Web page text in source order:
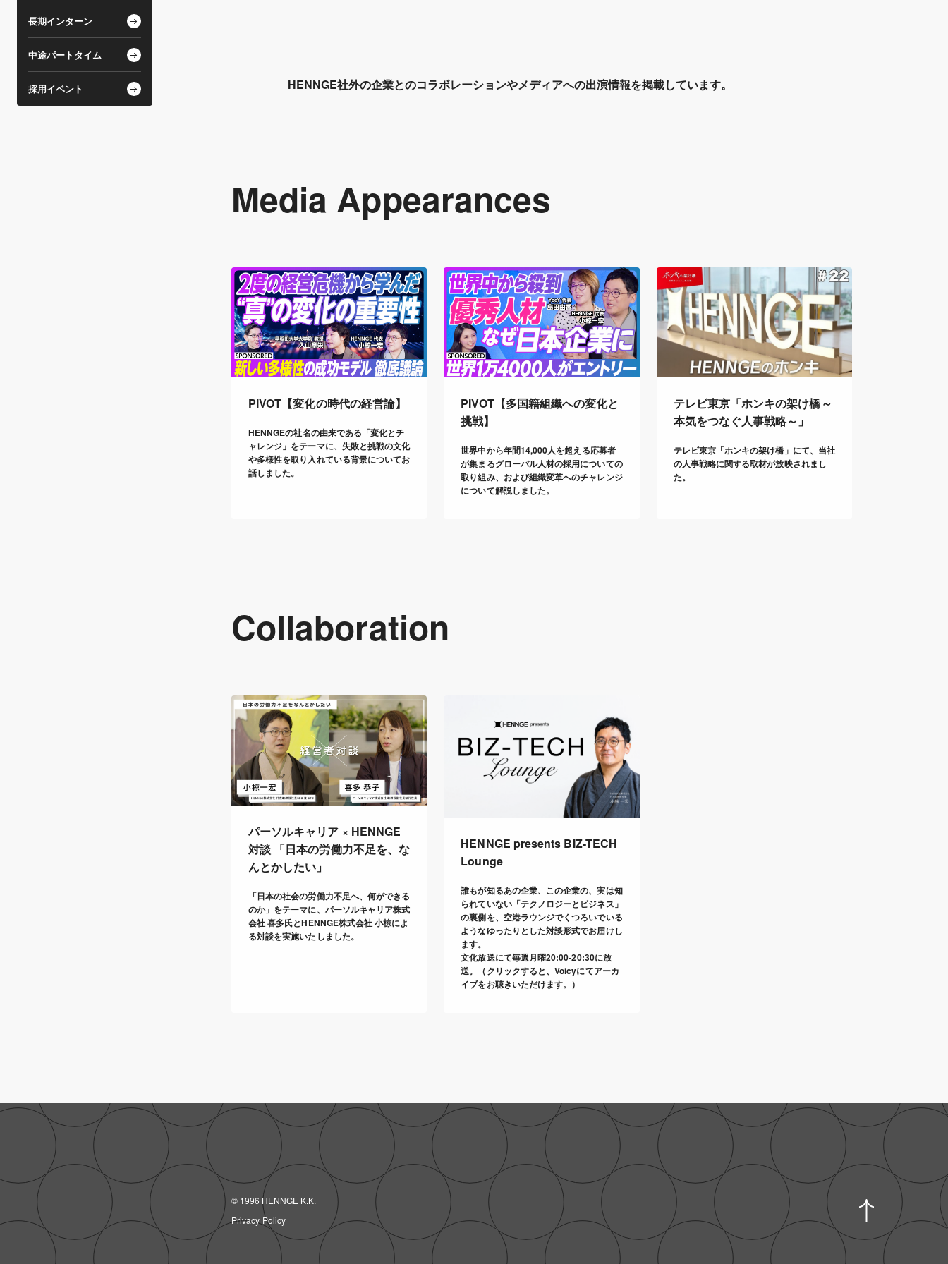
長期インターン
中途パートタイム
採用イベント HENNGE社外の企業とのコラボレーションやメディアへの出演情報を掲載しています。
Media Appearances
PIVOT【変化の時代の経営論】
HENNGEの社名の由来である「変化とチ
ャレンジ」をテーマに、失敗と挑戦の文化
や多様性を取り入れている背景についてお
話しました。
PIVOT【多国籍組織への変化と
挑戦】
世界中から年間14,000人を超える応募者
が集まるグローバル人材の採用についての
取り組み、および組織変革へのチャレンジ
について解説しました。
テレビ東京「ホンキの架け橋～
本気をつなぐ人事戦略～」
テレビ東京「ホンキの架け橋」にて、当社
の人事戦略に関する取材が放映されまし
た。
Collaboration
パーソルキャリア × HENNGE
対談 「日本の労働力不足を、な
んとかしたい」
「日本の社会の労働力不足へ、何ができる
のか」をテーマに、パーソルキャリア株式
会社 喜多氏とHENNGE株式会社 小椋によ
る対談を実施いたしました。
HENNGE presents BIZ-TECH
Lounge
誰もが知るあの企業、この企業の、実は知
られていない「テクノロジーとビジネス」
の裏側を、空港ラウンジでくつろいでいる
ようなゆったりとした対談形式でお届けし
ます。
文化放送にて毎週月曜20:00-20:30に放
送。（クリックすると、Voicyにてアーカ
イブをお聴きいただけます。）
© 1996 HENNGE K.K.
Privacy Policy